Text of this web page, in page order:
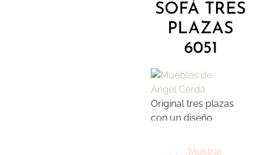
SOFÁ TRES
PLAZAS
6051
Original tres plazas
con un diseño
aporta la versatilidad y
Mostrar